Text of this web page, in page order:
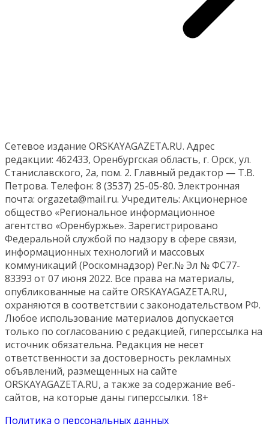
Сетевое издание ORSKAYAGAZETA.RU. Адрес
редакции: 462433, Оренбургская область, г. Орск, ул.
Станиславского, 2а, пом. 2. Главный редактор — Т.В.
Петрова. Телефон: 8 (3537) 25-05-80. Электронная
почта: orgazeta@mail.ru. Учредитель: Акционерное
общество «Региональное информационное
агентство «Оренбуржье». Зарегистрировано
Федеральной службой по надзору в сфере связи,
информационных технологий и массовых
коммуникаций (Роскомнадзор) Рег.№ Эл № ФС77-
83393 от 07 июня 2022. Все права на материалы,
опубликованные на сайте ORSKAYAGAZETA.RU,
охраняются в соответствии с законодательством РФ.
Любое использование материалов допускается
только по согласованию с редакцией, гиперссылка на
источник обязательна. Редакция не несет
ответственности за достоверность рекламных
объявлений, размещенных на сайте
ORSKAYAGAZETA.RU, а также за содержание веб-
сайтов, на которые даны гиперссылки. 18+
Политика о персональных данных